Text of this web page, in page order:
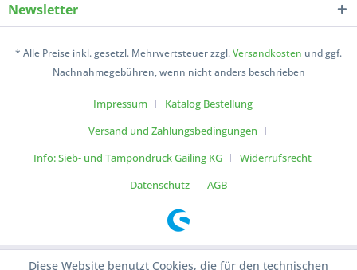
Newsletter
* Alle Preise inkl. gesetzl. Mehrwertsteuer zzgl.Versandkosten und ggf.
Nachnahmegebühren, wenn nicht anders beschrieben
Impressum
Katalog Bestellung
Versand und Zahlungsbedingungen
Info: Sieb- und Tampondruck Gailing KG
Widerrufsrecht
Datenschutz
AGB
Diese Website benutzt Cookies, die für den technischen